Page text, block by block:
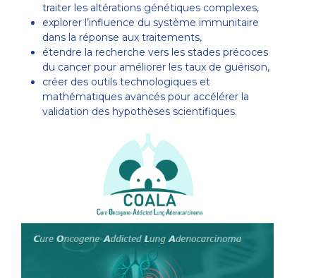
traiter les altérations génétiques complexes,
explorer l’influence du système immunitaire
dans la réponse aux traitements,
étendre la recherche vers les stades précoces
du cancer pour améliorer les taux de guérison,
créer des outils technologiques et
mathématiques avancés pour accélérer la
validation des hypothèses scientifiques.